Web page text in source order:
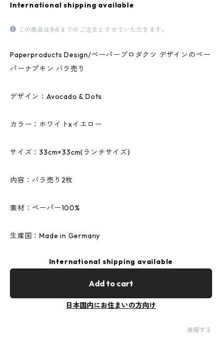
International shipping available
この商品は9点までのご注文とさせていただきます。
Paperproducts Design/ペーパープロダクツ デザインのペー
パーナプキン バラ売り
デザイン：Avocado & Dots
カラー：ホワイトxイエロー
サイズ：33cm×33cm(ランチサイズ)
内容：バラ売り2枚
素材：ペーパー100%
生産国：Made in Germany
International shipping available
Add to cart
日本国内にお住まいの方向け
通報する